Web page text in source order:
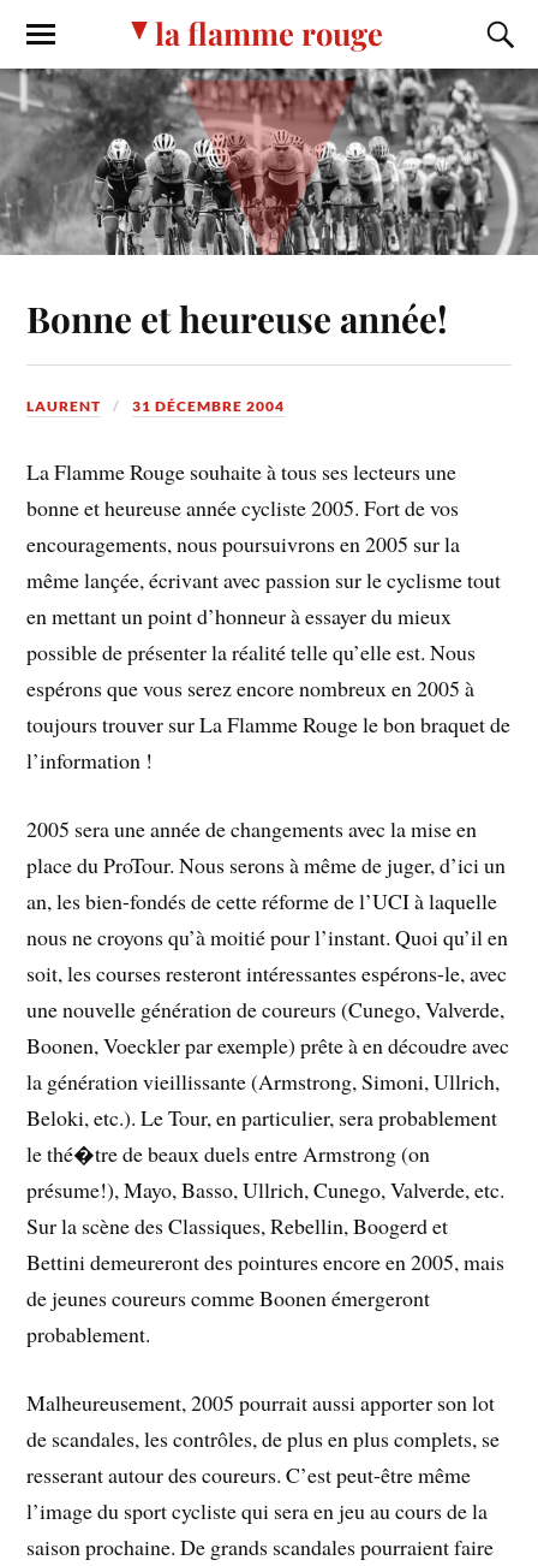
la flamme rouge
Bonne et heureuse année!
LAURENT 31 DÉCEMBRE 2004
La Flamme Rouge souhaite à tous ses lecteurs une
bonne et heureuse année cycliste 2005. Fort de vos
encouragements, nous poursuivrons en 2005 sur la
même lançée, écrivant avec passion sur le cyclisme tout
en mettant un point d’honneur à essayer du mieux
possible de présenter la réalité telle qu’elle est. Nous
espérons que vous serez encore nombreux en 2005 à
toujours trouver sur La Flamme Rouge le bon braquet de
l’information !
2005 sera une année de changements avec la mise en
place du ProTour. Nous serons à même de juger, d’ici un
an, les bien-fondés de cette réforme de l’UCI à laquelle
nous ne croyons qu’à moitié pour l’instant. Quoi qu’il en
soit, les courses resteront intéressantes espérons-le, avec
une nouvelle génération de coureurs (Cunego, Valverde,
Boonen, Voeckler par exemple) prête à en découdre avec
la génération vieillissante (Armstrong, Simoni, Ullrich,
Beloki, etc.). Le Tour, en particulier, sera probablement
le thé�tre de beaux duels entre Armstrong (on
présume!), Mayo, Basso, Ullrich, Cunego, Valverde, etc.
Sur la scène des Classiques, Rebellin, Boogerd et
Bettini demeureront des pointures encore en 2005, mais
de jeunes coureurs comme Boonen émergeront
probablement.
Malheureusement, 2005 pourrait aussi apporter son lot
de scandales, les contrôles, de plus en plus complets, se
resserant autour des coureurs. C’est peut-être même
l’image du sport cycliste qui sera en jeu au cours de la
saison prochaine. De grands scandales pourraient faire